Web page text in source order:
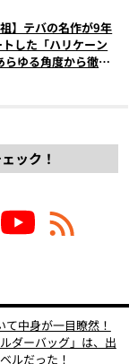
】テバの名作が9年
した「ハリケーン
ゆる角度から徹底
ック！
て中身が一目瞭然！
ダーバッグ」は、出
ルだった！